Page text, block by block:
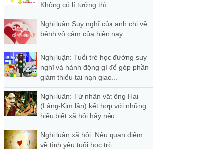
Không có lí tưởng thì...
Nghị luận Suy nghĩ của anh chị về
bệnh vô cảm của hiện nay
Nghị luận: Tuổi trẻ học đường suy
nghĩ và hành động gì để góp phần
giảm thiểu tai nạn giao...
Nghị luận: Từ nhân vật ông Hai
(Làng-Kim lân) kết hợp với những
hiểu biết xã hội hãy nêu...
Nghị luân xã hội: Nêu quan điểm
về tình yêu tuổi học trò